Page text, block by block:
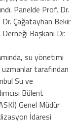
Panelde Prof. Dr.
Çağatayhan Bekir
Başkanı Dr.
su yönetimi
uzmanlar tarafından
Su ve
Bülent
Genel Müdür
İdaresi